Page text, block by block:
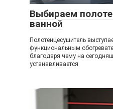
Выбираем
ванной
Полотенцесушитель
функциональным
благодаря чему на
устанавливается